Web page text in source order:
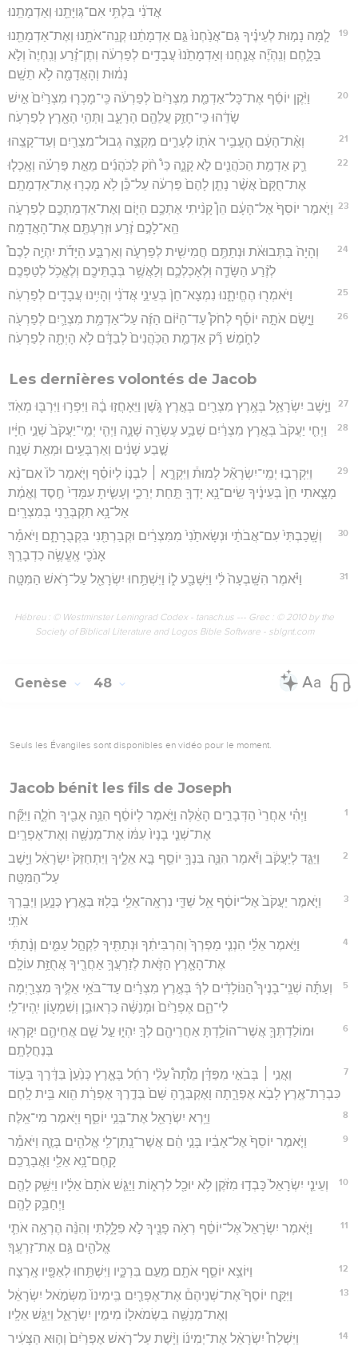
אֲדֹנִ֔י בִּלְתִּ֥י אִם־גְּוִיָּתֵ֖נוּ וְאַדְמָתֵֽנוּ׃
19
לָ֧מָּה נָמ֣וּת לְעֵינֶ֗יךָ גַּם־אֲנַ֙חְנוּ֙ גַּ֣ם אַדְמָתֵ֔נוּ קְנֵֽה־אֹתָ֥נוּ וְאֶת־אַדְמָתֵ֖נוּ
בַּלָּ֑חֶם וְנִֽהְיֶ֞ה אֲנַ֤חְנוּ וְאַדְמָתֵ֙נוּ֙ עֲבָדִ֣ים לְפַרְעֹ֔ה וְתֶן־זֶ֗רַע וְנִֽחְיֶה֙ וְלֹ֣א
נָמ֔וּת וְהָאֲדָמָ֖ה לֹ֥א תֵשָֽׁם׃
20
וַיִּ֨קֶן יוֹסֵ֜ף אֶת־כָּל־אַדְמַ֤ת מִצְרַ֙יִם֙ לְפַרְעֹ֔ה כִּֽי־מָכְר֤וּ מִצְרַ֙יִם֙ אִ֣ישׁ
שָׂדֵ֔הוּ כִּֽי־חָזַ֥ק עֲלֵהֶ֖ם הָרָעָ֑ב וַתְּהִ֥י הָאָ֖רֶץ לְפַרְעֹֽה׃
21 וְאֶ֨ת־הָעָ֔ם הֶעֱבִ֥יר אֹת֖וֹ לֶעָרִ֑ים מִקְצֵ֥ה גְבוּל־מִצְרַ֖יִם וְעַד־קָצֵֽהוּ׃
22
רַ֛ק אַדְמַ֥ת הַכֹּהֲנִ֖ים לֹ֣א קָנָ֑ה כִּי֩ חֹ֨ק לַכֹּהֲנִ֜ים מֵאֵ֣ת פַּרְעֹ֗ה וְאָֽכְל֤וּ
אֶת־חֻקָּם֙ אֲשֶׁ֨ר נָתַ֤ן לָהֶם֙ פַּרְעֹ֔ה עַל־כֵּ֕ן לֹ֥א מָכְר֖וּ אֶת־אַדְמָתָֽם׃
23
וַיֹּ֤אמֶר יוֹסֵף֙ אֶל־הָעָ֔ם הֵן֩ קָנִ֨יתִי אֶתְכֶ֥ם הַיּ֛וֹם וְאֶת־אַדְמַתְכֶ֖ם לְפַרְעֹ֑ה
הֵֽא־לָכֶ֣ם זֶ֔רַע וּזְרַעְתֶּ֖ם אֶת־הָאֲדָמָֽה׃
24
וְהָיָה֙ בַּתְּבוּאֹ֔ת וּנְתַתֶּ֥ם חֲמִישִׁ֖ית לְפַרְעֹ֑ה וְאַרְבַּ֣ע הַיָּדֹ֡ת יִהְיֶ֣ה לָכֶם֩
לְזֶ֨רַע הַשָּׂדֶ֧ה וּֽלְאָכְלְכֶ֛ם וְלַאֲשֶׁ֥ר בְּבָתֵּיכֶ֖ם וְלֶאֱכֹ֥ל לְטַפְּכֶֽם׃
25 וַיֹּאמְר֖וּ הֶחֱיִתָ֑נוּ נִמְצָא־חֵן֙ בְּעֵינֵ֣י אֲדֹנִ֔י וְהָיִ֥ינוּ עֲבָדִ֖ים לְפַרְעֹֽה׃
26
וַיָּ֣שֶׂם אֹתָ֣הּ יוֹסֵ֡ף לְחֹק֩ עַד־הַיּ֨וֹם הַזֶּ֜ה עַל־אַדְמַ֥ת מִצְרַ֛יִם לְפַרְעֹ֖ה
לַחֹ֑מֶשׁ רַ֞ק אַדְמַ֤ת הַכֹּֽהֲנִים֙ לְבַדָּ֔ם לֹ֥א הָיְתָ֖ה לְפַרְעֹֽה׃
Les dernières volontés de Jacob
27 וַיֵּ֧שֶׁב יִשְׂרָאֵ֛ל בְּאֶ֥רֶץ מִצְרַ֖יִם בְּאֶ֣רֶץ גֹּ֑שֶׁן וַיֵּאָחֲז֣וּ בָ֔הּ וַיִּפְר֥וּ וַיִּרְבּ֖וּ מְאֹֽד׃
28
וַיְחִ֤י יַעֲקֹב֙ בְּאֶ֣רֶץ מִצְרַ֔יִם שְׁבַ֥ע עֶשְׂרֵ֖ה שָׁנָ֑ה וַיְהִ֤י יְמֵֽי־יַעֲקֹב֙ שְׁנֵ֣י חַיָּ֔יו
שֶׁ֣בַע שָׁנִ֔ים וְאַרְבָּעִ֥ים וּמְאַ֖ת שָׁנָֽה׃
29
וַיִּקְרְב֣וּ יְמֵֽי־יִשְׂרָאֵ֘ל לָמוּת֒ וַיִּקְרָ֣א ׀ לִבְנ֣וֹ לְיוֹסֵ֗ף וַיֹּ֤אמֶר לוֹ֙ אִם־נָ֨א
מָצָ֤אתִי חֵן֙ בְּעֵינֶ֔יךָ שִֽׂים־נָ֥א יָדְךָ֖ תַּ֣חַת יְרֵכִ֑י וְעָשִׂ֤יתָ עִמָּדִי֙ חֶ֣סֶד וֶאֱמֶ֔ת
אַל־נָ֥א תִקְבְּרֵ֖נִי בְּמִצְרָֽיִם׃
30
וְשָֽׁכַבְתִּי֙ עִם־אֲבֹתַ֔י וּנְשָׂאתַ֙נִי֙ מִמִּצְרַ֔יִם וּקְבַרְתַּ֖נִי בִּקְבֻרָתָ֑ם וַיֹּאמַ֕ר
אָנֹכִ֖י אֶֽעֱשֶׂ֥ה כִדְבָרֶֽךָ׃
31 וַיֹּ֗אמֶר הִשָּֽׁבְעָה֙ לִ֔י וַיִּשָּׁבַ֖ע ל֑וֹ וַיִּשְׁתַּ֥חוּ יִשְׂרָאֵ֖ל עַל־רֹ֥אשׁ הַמִּטָּֽה׃
Hébreu : © Westminster Leningrad Codex - tanach.us --- Grec : © 2010 by the
Society of Biblical Literature and Logos Bible Software - sblgnt.com
Genèse 48
Seuls les Évangiles sont disponibles en vidéo pour le moment.
Jacob bénit les fils de Joseph
1
וַיְהִ֗י אַחֲרֵי֙ הַדְּבָרִ֣ים הָאֵ֔לֶּה וַיֹּ֣אמֶר לְיוֹסֵ֔ף הִנֵּ֥ה אָבִ֖יךָ חֹלֶ֑ה וַיִּקַּ֞ח
אֶת־שְׁנֵ֤י בָנָיו֙ עִמּ֔וֹ אֶת־מְנַשֶּׁ֖ה וְאֶת־אֶפְרָֽיִם׃
2
וַיַּגֵּ֣ד לְיַעֲקֹ֔ב וַיֹּ֕אמֶר הִנֵּ֛ה בִּנְךָ֥ יוֹסֵ֖ף בָּ֣א אֵלֶ֑יךָ וַיִּתְחַזֵּק֙ יִשְׂרָאֵ֔ל וַיֵּ֖שֶׁב
עַל־הַמִּטָּֽה׃
3
וַיֹּ֤אמֶר יַעֲקֹב֙ אֶל־יוֹסֵ֔ף אֵ֥ל שַׁדַּ֛י נִרְאָֽה־אֵלַ֥י בְּל֖וּז בְּאֶ֣רֶץ כְּנָ֑עַן וַיְבָ֖רֶךְ
אֹתִֽי׃
4
וַיֹּ֣אמֶר אֵלַ֗י הִנְנִ֤י מַפְרְךָ֙ וְהִרְבִּיתִ֔ךָ וּנְתַתִּ֖יךָ לִקְהַ֣ל עַמִּ֑ים וְנָ֨תַתִּ֜י
אֶת־הָאָ֧רֶץ הַזֹּ֛את לְזַרְעֲךָ֥ אַחֲרֶ֖יךָ אֲחֻזַּ֥ת עוֹלָֽם׃
5
וְעַתָּ֡ה שְׁנֵֽי־בָנֶיךָ֩ הַנּוֹלָדִ֨ים לְךָ֜ בְּאֶ֣רֶץ מִצְרַ֗יִם עַד־בֹּאִ֥י אֵלֶ֛יךָ מִצְרַ֖יְמָה
לִי־הֵ֑ם אֶפְרַ֙יִם֙ וּמְנַשֶּׁ֔ה כִּרְאוּבֵ֥ן וְשִׁמְע֖וֹן יִֽהְיוּ־לִֽי׃
6
וּמוֹלַדְתְּךָ֛ אֲשֶׁר־הוֹלַ֥דְתָּ אַחֲרֵיהֶ֖ם לְךָ֣ יִהְי֑וּ עַ֣ל שֵׁ֧ם אֲחֵיהֶ֛ם יִקָּרְא֖וּ
בְּנַחֲלָתָֽם׃
7
וַאֲנִ֣י ׀ בְּבֹאִ֣י מִפַּדָּ֗ן מֵ֩תָה֩ עָלַ֨י רָחֵ֜ל בְּאֶ֤רֶץ כְּנַ֙עַן֙ בַּדֶּ֔רֶךְ בְּע֥וֹד
כִּבְרַת־אֶ֖רֶץ לָבֹ֣א אֶפְרָ֑תָה וָאֶקְבְּרֶ֤הָ שָּׁם֙ בְּדֶ֣רֶךְ אֶפְרָ֔ת הִ֖וא בֵּ֥ית לָֽחֶם׃
8 וַיַּ֥רְא יִשְׂרָאֵ֖ל אֶת־בְּנֵ֣י יוֹסֵ֑ף וַיֹּ֖אמֶר מִי־אֵֽלֶּה׃
9
וַיֹּ֤אמֶר יוֹסֵף֙ אֶל־אָבִ֔יו בָּנַ֣י הֵ֔ם אֲשֶׁר־נָֽתַן־לִ֥י אֱלֹהִ֖ים בָּזֶ֑ה וַיֹּאמַ֕ר
קָֽחֶם־נָ֥א אֵלַ֖י וַאֲבָרֲכֵֽם׃
10
וְעֵינֵ֤י יִשְׂרָאֵל֙ כָּבְד֣וּ מִזֹּ֔קֶן לֹ֥א יוּכַ֖ל לִרְא֑וֹת וַיַּגֵּ֤שׁ אֹתָם֙ אֵלָ֔יו וַיִּשַּׁ֥ק לָהֶ֖ם
וַיְחַבֵּ֥ק לָהֶֽם׃
11
וַיֹּ֤אמֶר יִשְׂרָאֵל֙ אֶל־יוֹסֵ֔ף רְאֹ֥ה פָנֶ֖יךָ לֹ֣א פִלָּ֑לְתִּי וְהִנֵּ֨ה הֶרְאָ֥ה אֹתִ֛י
אֱלֹהִ֖ים גַּ֥ם אֶת־זַרְעֶֽךָ׃
12 וַיּוֹצֵ֥א יוֹסֵ֛ף אֹתָ֖ם מֵעִ֣ם בִּרְכָּ֑יו וַיִּשְׁתַּ֥חוּ לְאַפָּ֖יו אָֽרְצָה׃
13
וַיִּקַּ֣ח יוֹסֵף֮ אֶת־שְׁנֵיהֶם֒ אֶת־אֶפְרַ֤יִם בִּֽימִינוֹ֙ מִשְּׂמֹ֣אל יִשְׂרָאֵ֔ל
וְאֶת־מְנַשֶּׁ֥ה בִשְׂמֹאל֖וֹ מִימִ֣ין יִשְׂרָאֵ֑ל וַיַּגֵּ֖שׁ אֵלָֽיו׃
14 וַיִּשְׁלַח֩ יִשְׂרָאֵ֨ל אֶת־יְמִינ֜וֹ וַיָּ֨שֶׁת עַל־רֹ֤אשׁ אֶפְרַ֙יִם֙ וְה֣וּא הַצָּעִ֔יר